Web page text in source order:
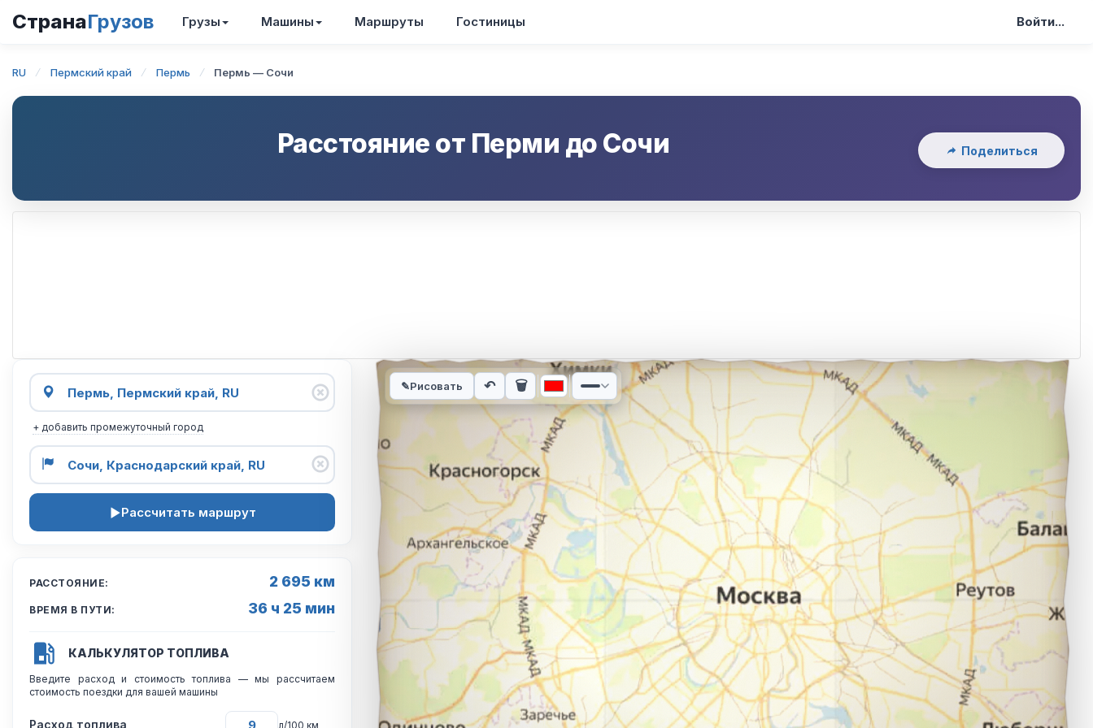
СтранаГрузов Грузы Машины Маршруты Гостиницы Войти...
RU Пермский край Пермь Пермь — Сочи
Расстояние от Перми до Сочи Поделиться
+ добавить промежуточный город
Рассчитать маршрут
РАССТОЯНИЕ: 2 695 км
ВРЕМЯ В ПУТИ: 36 ч 25 мин
КАЛЬКУЛЯТОР ТОПЛИВА
Введите расход и стоимость топлива — мы рассчитаем
стоимость поездки для вашей машины
Расход топлива л/100 км
Интерактивная карта автомобильного маршрута из города Пермь в город Сочи.
✎Рисовать ↶ 🗑